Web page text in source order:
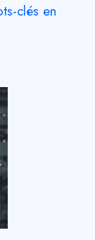
clés en